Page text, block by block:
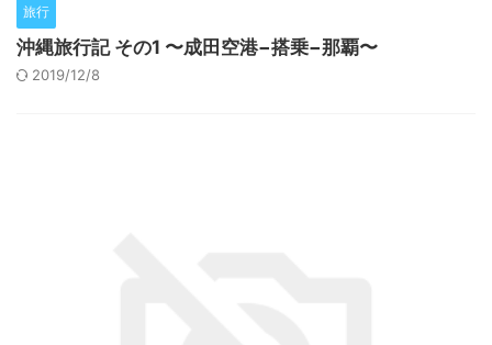
旅行
沖縄旅行記 その1 〜成田空港−搭乗−那覇〜
2019/12/8